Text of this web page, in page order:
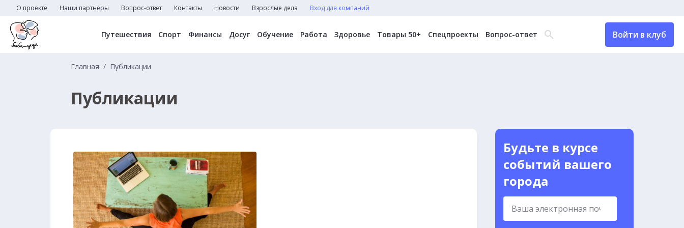
О проекте Наши партнеры Вопрос-ответ Контакты Новости Взрослые дела Вход для компаний
Путешествия Спорт Финансы Досуг Обучение Работа Здоровье Товары 50+ Спецпроекты Вопрос-ответ Войти в клуб
Главная Публикации
Публикации
Будьте в курсе
событий вашего
города